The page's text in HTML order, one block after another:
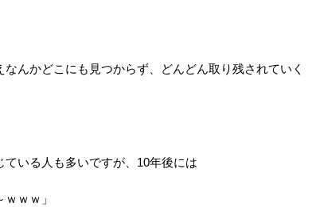
んかどこにも見つからず、どんどん取り残されていく
いる人も多いですが、10年後には
ｗｗ」